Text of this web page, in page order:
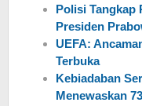
Polisi Tangkap
Presiden
UEFA:
Terbuka
Kebiadaban
Menewaskan